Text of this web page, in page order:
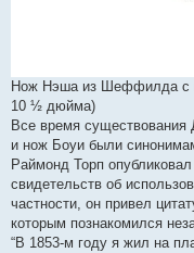
Нож Нэша из Шеффилда с
10 ½ дюйма)
Все время существования
и нож Боуи были
Раймонд Торп
свидетельств об
частности, он привел
которым познакомился
“В 1853-м году я жил на